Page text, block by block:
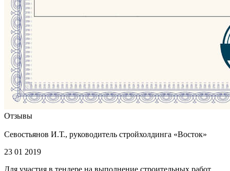
Отзывы
Севостьянов И.Т., руководитель стройхолдинга «Восток»
23 01 2019